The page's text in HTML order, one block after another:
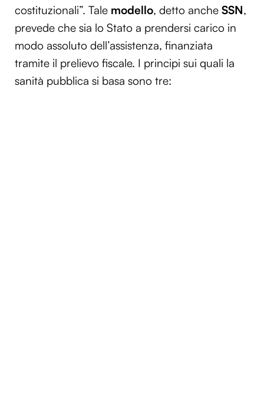
costituzionali”. Tale modello, detto anche SSN,
prevede che sia lo Stato a prendersi carico in
modo assoluto dell’assistenza, finanziata
tramite il prelievo fiscale. I principi sui quali la
sanità pubblica si basa sono tre: